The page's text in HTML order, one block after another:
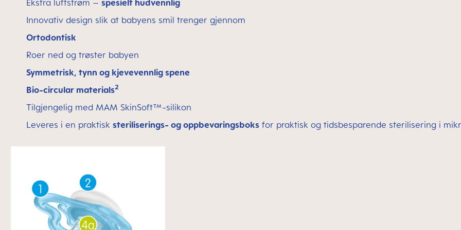
Ekstra luftstrøm – spesielt hudvennlig
Innovativ design slik at babyens smil trenger gjennom
Ortodontisk
Roer ned og trøster babyen
Symmetrisk, tynn og kjevevennlig spene
Bio-circular materials2
Tilgjengelig med MAM SkinSoft™-silikon
Leveres i en praktisk steriliserings- og oppbevaringsboks for praktisk og tidsbesparende sterilisering i